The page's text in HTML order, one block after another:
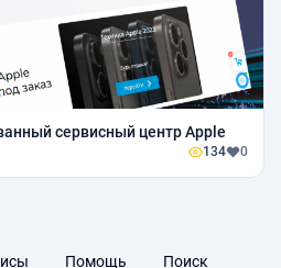
сервисный центр Apple
134 0
Помощь Поиск